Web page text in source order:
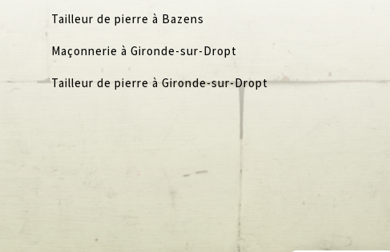
Tailleur de pierre à Bazens
Maçonnerie à Gironde-sur-Dropt
Tailleur de pierre à Gironde-sur-Dropt